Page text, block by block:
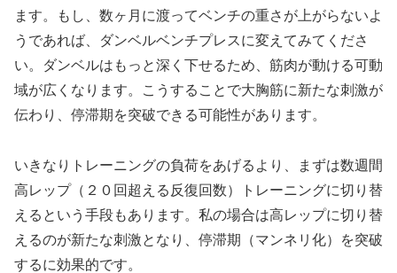
ます。もし、数ヶ月に渡ってベンチの重さが上がらないよ
うであれば、ダンベルベンチプレスに変えてみてくださ
い。ダンベルはもっと深く下せるため、筋肉が動ける可動
域が広くなります。こうすることで大胸筋に新たな刺激が
伝わり、停滞期を突破できる可能性があります。
いきなりトレーニングの負荷をあげるより、まずは数週間
高レップ（２０回超える反復回数）トレーニングに切り替
えるという手段もあります。私の場合は高レップに切り替
えるのが新たな刺激となり、停滞期（マンネリ化）を突破
するに効果的です。